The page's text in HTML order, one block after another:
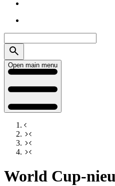
Open main menu
World Cup-